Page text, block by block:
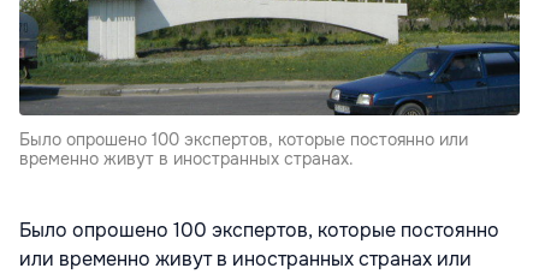
Было опрошено 100 экспертов, которые постоянно или
временно живут в иностранных странах.
Было опрошено 100 экспертов, которые постоянно
или временно живут в иностранных странах или